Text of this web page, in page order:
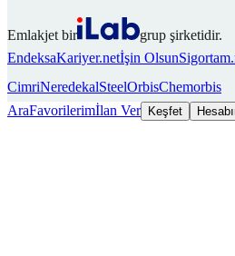
Emlakjet bir
grup şirketidir.
EndeksaKariyer.netİşin Olsun
CimriNeredekalSteelOrbisChemorbis
AraFavorilerimİlan Ver Keşfet